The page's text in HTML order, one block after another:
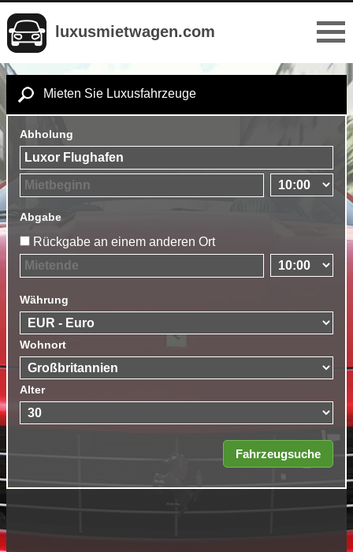
luxusmietwagen.com
Mieten Sie Luxusfahrzeuge
Abholung
Abgabe
Rückgabe an einem anderen Ort
Währung
Wohnort
Alter